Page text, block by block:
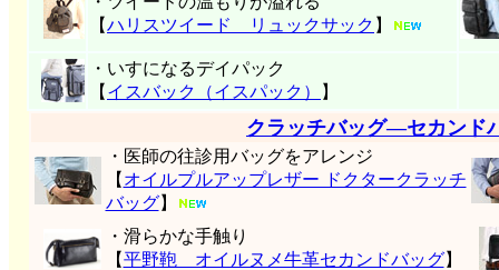
【ハリスツイード リュックサック 】
・いすになるデイパック
【 イスバック（イスパック） 】
クラッチバッグ―セカンド
・医師の往診用バッグをアレンジ
【 オイルプルアップレザー ドクタークラッチ
バッグ】
・滑らかな手触り
【平野鞄 オイルヌメ牛革セカンドバッグ】